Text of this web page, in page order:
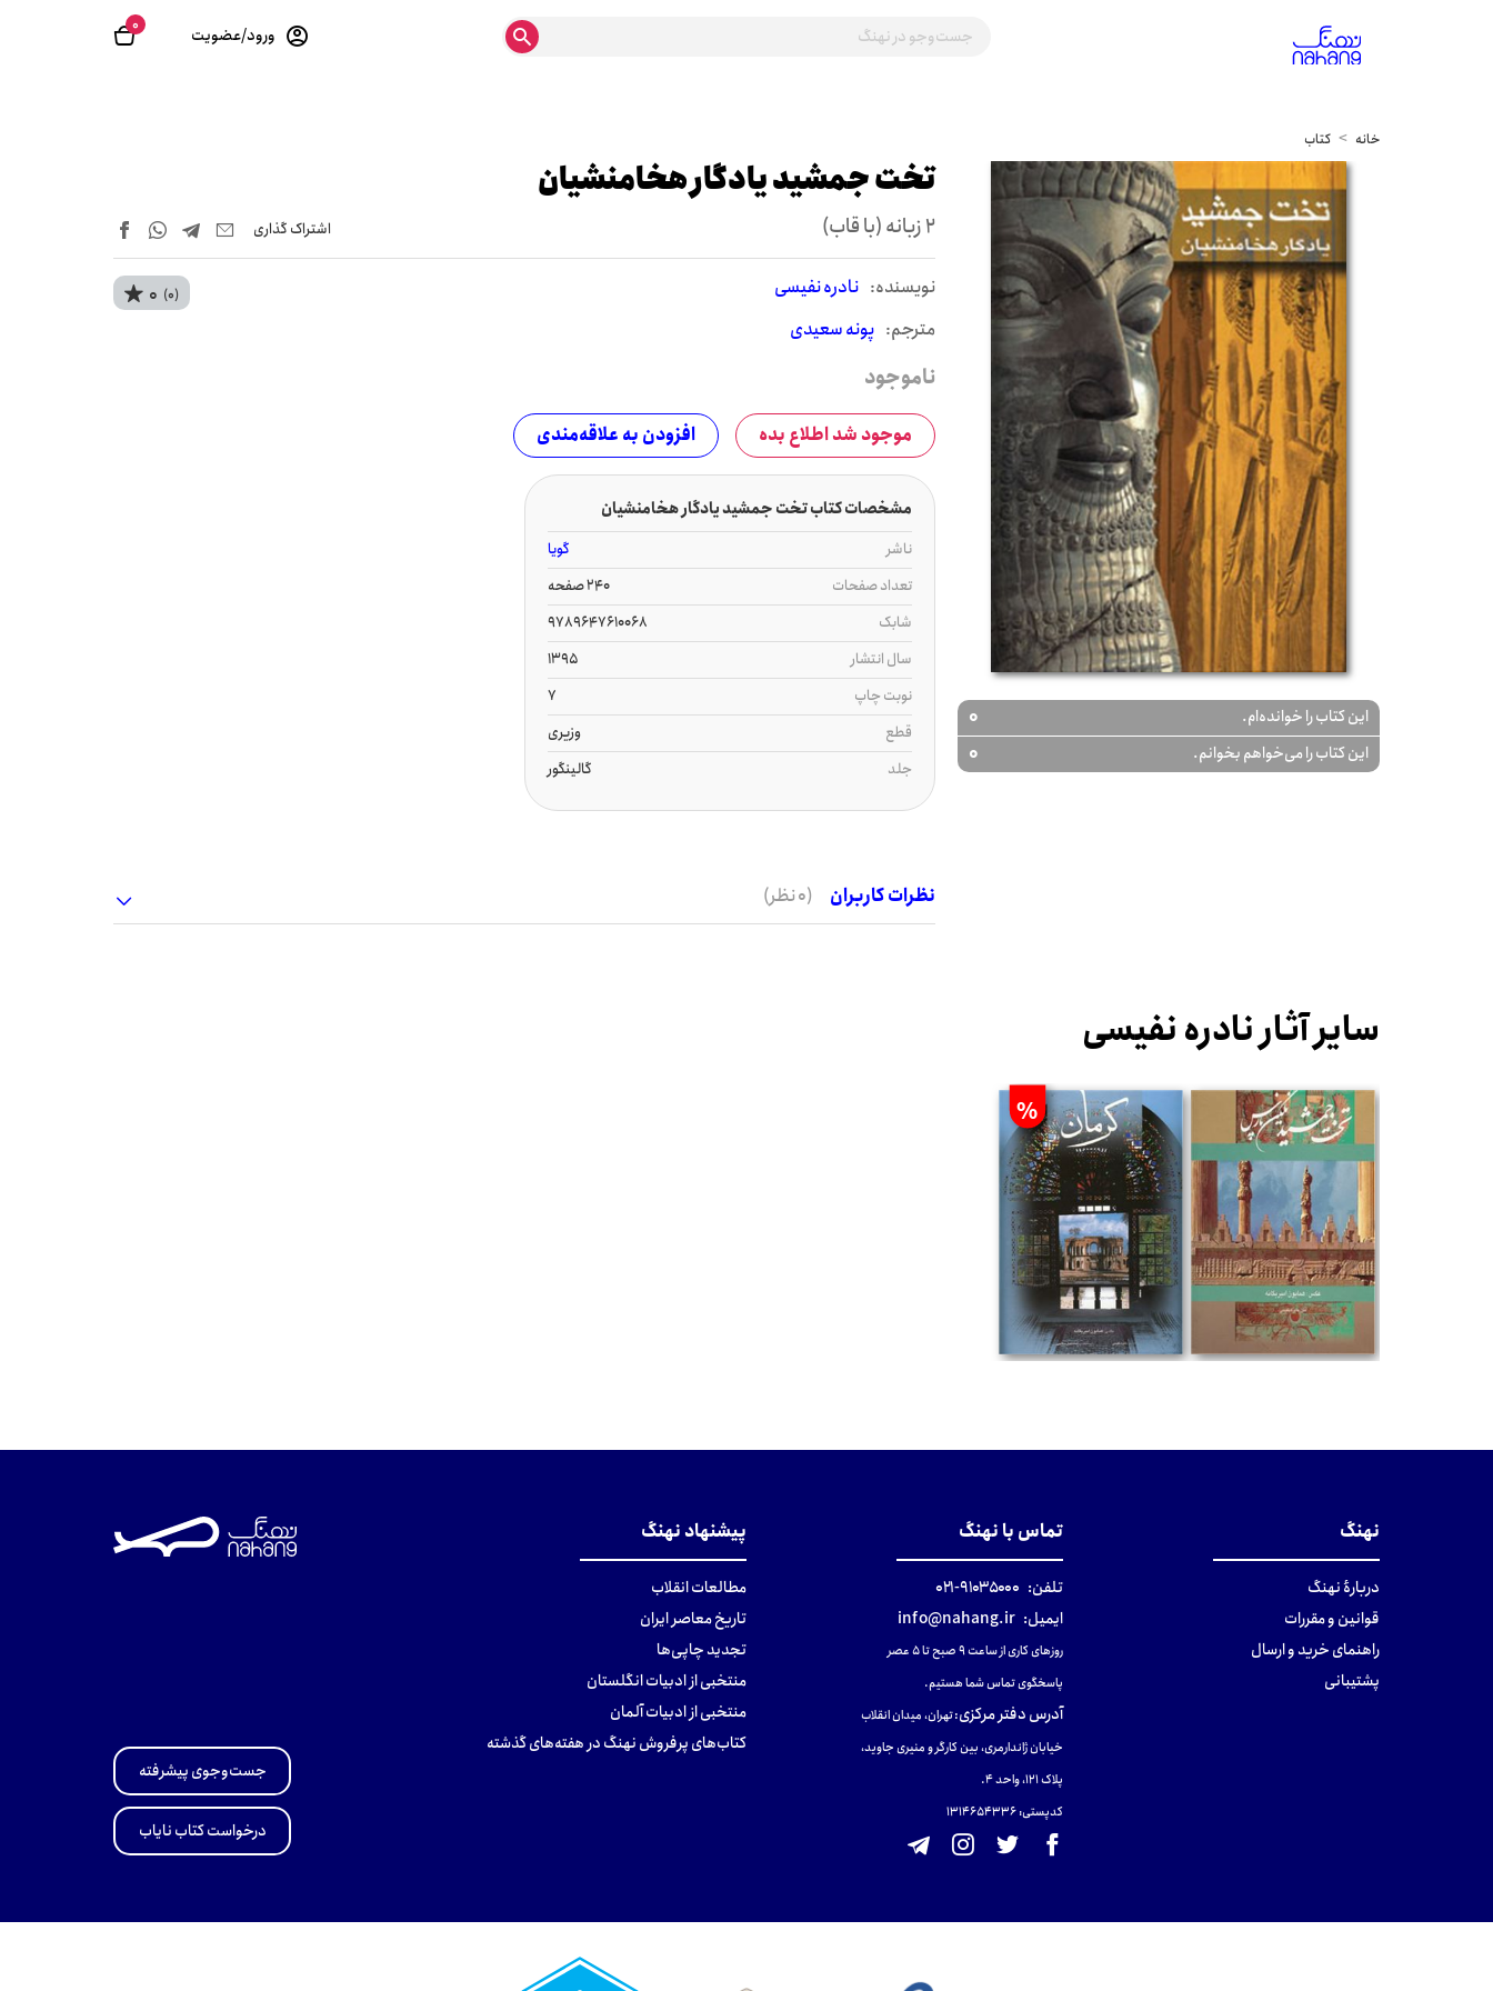
0 ورود/عضویت
خانه کتاب
این کتاب را خوانده‌ام. 0
این کتاب را می‌خواهم بخوانم. 0
تخت جمشید یادگار هخامنشیان
2 زبانه (با قاب) اشتراک‌ گذاری
نويسنده: نادره نفیسی
مترجم: پونه سعیدی
0 (0)
ناموجود
موجود شد اطلاع بده افزودن به علاقه‌مندی
مشخصات کتاب تخت جمشید یادگار هخامنشیان
ناشر
گویا
تعداد صفحات
240 صفحه
شابک
9789647610068
سال انتشار
1395
نوبت چاپ
7
قطع
وزیری
جلد
گالینگور
نظرات کاربران (0 نظر)
سایر آثار نادره نفیسی
%
نهنگ
دربارهٔ نهنگ
قوانین و مقررات
راهنمای خرید و ارسال
پشتیبانی
تماس با نهنگ
تلفن: ۹۱۰۳۵۰۰۰-۰۲۱
ایمیل: info@nahang.ir
روزهای کاری از ساعت ۹ صبح تا ۵ عصر
پاسخگوی تماس شما هستیم.
آدرس دفتر مرکزی:تهران، میدان انقلاب
خیابان ژاندارمری، بین کارگر و منیری جاوید،
پلاک 121، واحد ۴.
کدپستی: 131465433۶
پیشنهاد نهنگ
مطالعات انقلاب
تاریخ معاصر ایران
تجدید چاپی‌ها
منتخبی از ادبیات انگلستان
منتخبی از ادبیات آلمان
کتاب‌های پرفروش نهنگ در هفته‌های گذشته
جست‌وجوی پیشرفته
درخواست کتاب نایاب